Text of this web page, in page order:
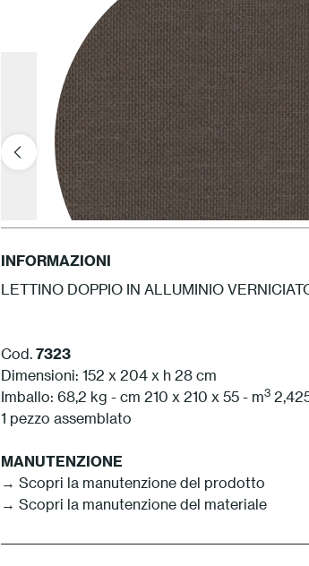
INFORMAZIONI
LETTINO DOPPIO IN ALLUMINIO
Cod. 7323
Dimensioni: 152 x 204 x h 28 cm
Imballo: 68,2 kg - cm 210 x 210 x 55 - m3
1 pezzo assemblato
MANUTENZIONE
→ Scopri la manutenzione del prodotto
→ Scopri la manutenzione del materiale